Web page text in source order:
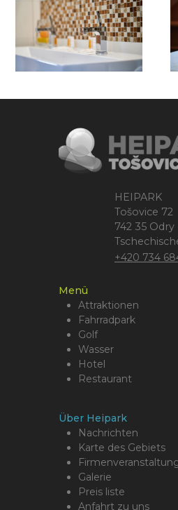
HEIPARK
Tošovice 72
742 35 Odry
+420 734
Menü
Attraktionen
Fahrradpark
Golf
Wasser
Hotel
Restaurant
Über Heipark
Nachrichten
Karte des Gebiets
Galerie
Preis liste
Anfahrt zu uns